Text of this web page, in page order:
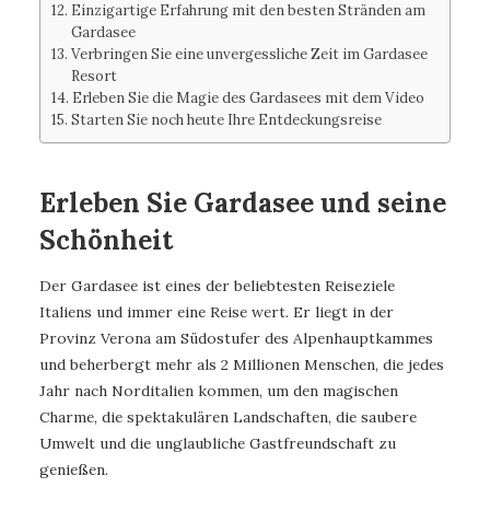
Einzigartige Erfahrung mit den besten Stränden am
Gardasee
Verbringen Sie eine unvergessliche Zeit im Gardasee
Resort
Erleben Sie die Magie des Gardasees mit dem Video
Starten Sie noch heute Ihre Entdeckungsreise
Erleben Sie Gardasee und seine
Schönheit
Der Gardasee ist eines der beliebtesten Reiseziele
Italiens und immer eine Reise wert. Er liegt in der
Provinz Verona am Südostufer des Alpenhauptkammes
und beherbergt mehr als 2 Millionen Menschen, die jedes
Jahr nach Norditalien kommen, um den magischen
Charme, die spektakulären Landschaften, die saubere
Umwelt und die unglaubliche Gastfreundschaft zu
genießen.